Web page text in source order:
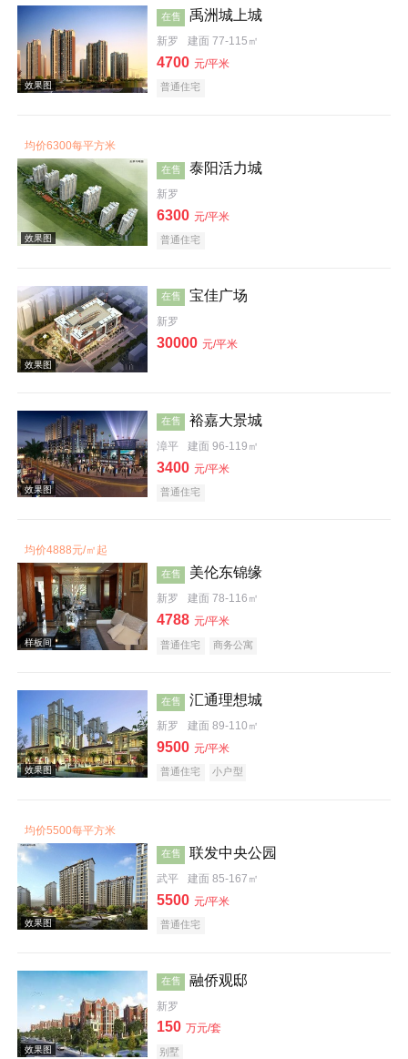
效果图
在售 禹洲城上城
新罗 建面 77-115㎡
4700 元/平米
普通住宅
均价6300每平方米
效果图
在售 泰阳活力城
新罗
6300 元/平米
普通住宅
效果图
在售 宝佳广场
新罗
30000 元/平米
效果图
在售 裕嘉大景城
漳平 建面 96-119㎡
3400 元/平米
普通住宅
均价4888元/㎡起
在售 美伦东锦缘
新罗 建面 78-116㎡
4788 元/平米
普通住宅 商务公寓
在售 汇通理想城
新罗 建面 89-110㎡
9500 元/平米
普通住宅 小户型
均价5500每平方米
在售 联发中央公园
武平 建面 85-167㎡
5500 元/平米
普通住宅
在售 融侨观邸
新罗
150 万元/套
别墅